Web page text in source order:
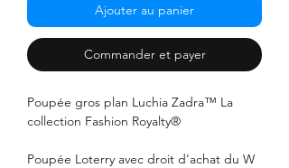
Ajouter au panier
Commander et payer
Poupée gros plan Luchia Zadra™ La
collection Fashion Royalty®
Poupée Loterry avec droit d'achat du W